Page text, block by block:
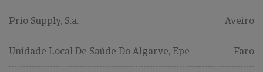
Prio Supply, S.a. Aveiro
Unidade Local De Saúde Do Algarve, Epe Faro